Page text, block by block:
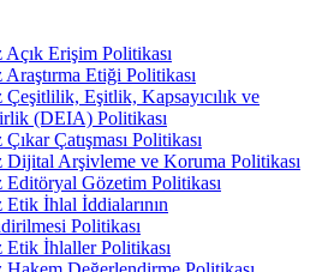
Erişim Politikası
Etiği Politikası
Eşitlik, Kapsayıcılık ve
(DEIA) Politikası
Çatışması Politikası
Dijital Arşivleme ve Koruma Politikası
Gözetim Politikası
İhlal İddialarının
Politikası
Etik İhlaller Politikası